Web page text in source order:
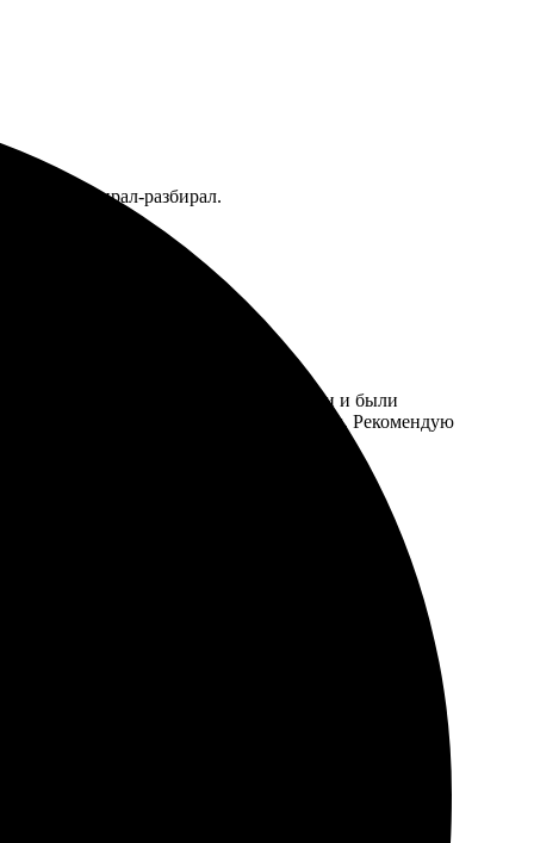
раз собирал-разбирал.
Делала заказ на полоску из ФотоБудки и были
приятно! Получила отличные результаты. Рекомендую
напечатаны на высшем уровне.